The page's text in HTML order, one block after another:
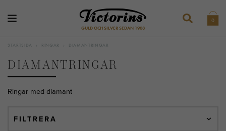
GULD OCH SILVER SEDAN 1908
0
STARTSIDA RINGAR DIAMANTRINGAR
DIAMANTRINGAR
Ringar med diamant
FILTRERA